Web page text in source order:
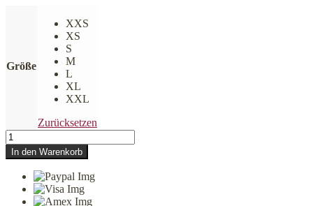
Größe
XXS
XS
S
M
L
XL
XXL
Zurücksetzen
Moo
&
Marlii
Bandana
Long
Island
In den Warenkorb